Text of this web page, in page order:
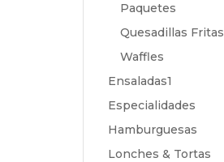
Paquetes
Quesadillas Fritas
Waffles
Ensaladas1
Especialidades
Hamburguesas
Lonches & Tortas